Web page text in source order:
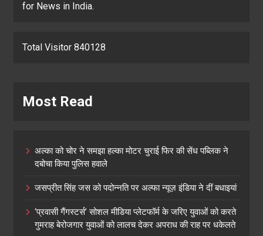
for News in India.
Total Visitor 840128
Most Read
अल्का को चोर ने समझा हल्का मोटर चुराई फिर की सेंध पब्लिक ने
दबोचा किया पुलिस हवाले
जसप्रीत सिंह जस को पदोन्नति पर अल्फा न्यूज़ इंडिया ने दीं बधाइयां
‘प्रवासी गैंगस्टर्स’ सोशल मीडिया प्लेटफॉर्म के जरिए युवाओं को करते
गुमराह बेरोजगार युवाओं को लालच देकर अपराध की राह पर धकेलते